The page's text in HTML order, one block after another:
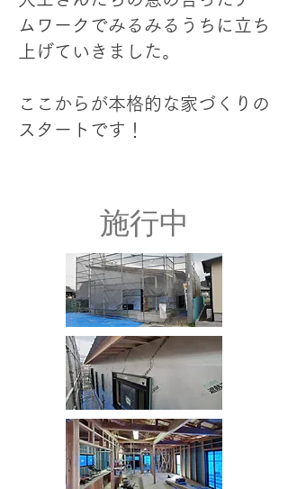
ムワークでみるみるうちに立ち
上げていきました。
​ここからが本格的な家づくりの
スタートです！
施行中